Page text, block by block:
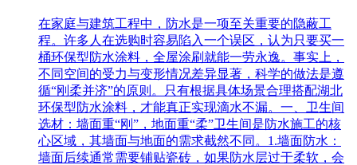
在家庭与建筑工程中，防水是一项至关重要的隐蔽工
程。许多人在选购时容易陷入一个误区，认为只要买一
桶环保型防水涂料，全屋涂刷就能一劳永逸。事实上，
不同空间的受力与变形情况差异显著，科学的做法是遵
循“刚柔并济”的原则。只有根据具体场景合理搭配湖北
环保型防水涂料，才能真正实现滴水不漏。一、卫生间
选材：墙面重“刚”，地面重“柔”卫生间是防水施工的核
心区域，其墙面与地面的需求截然不同。1.墙面防水：
墙面后续通常需要铺贴瓷砖，如果防水层过于柔软，会